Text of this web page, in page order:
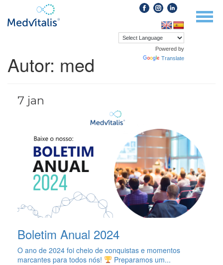
para
Powered by
Translate
Autor: med
7 jan
Boletim Anual 2024
O ano de 2024 foi cheio de conquistas e momentos
marcantes para todos nós!
Preparamos um...